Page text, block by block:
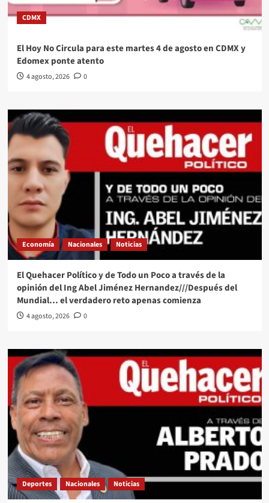
CDMX
El Hoy No Circula para este martes 4 de agosto en CDMX y
Edomex ponte atento
4 agosto, 2026 0
Economía Nacionales Noticias
El Quehacer Político y de Todo un Poco a través de la
opinión del Ing Abel Jiménez Hernandez///Después del
Mundial… el verdadero reto apenas comienza
4 agosto, 2026 0
Deportes Nacionales Noticias